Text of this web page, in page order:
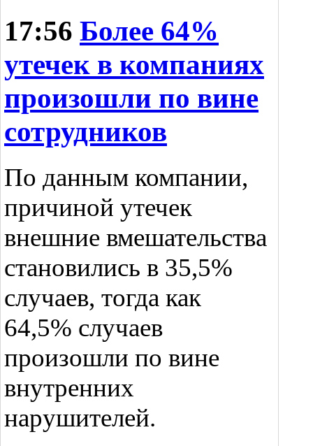
17:56 Более 64%
утечек в компаниях
произошли по вине
сотрудников
По данным компании,
причиной утечек
внешние вмешательства
становились в 35,5%
случаев, тогда как
64,5% случаев
произошли по вине
внутренних
нарушителей.